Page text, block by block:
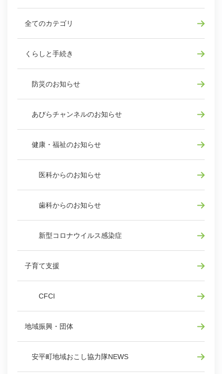
全てのカテゴリ
くらしと手続き
防災のお知らせ
あびらチャンネルのお知らせ
健康・福祉のお知らせ
医科からのお知らせ
歯科からのお知らせ
新型コロナウイルス感染症
子育て支援
CFCI
地域振興・団体
安平町地域おこし協力隊NEWS